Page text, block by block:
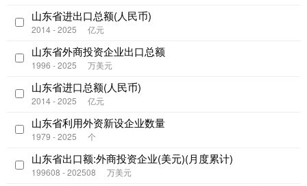
山东省进出口总额(人民币)
2014 - 2025 亿元
山东省外商投资企业出口总额
1996 - 2025 万美元
山东省进口总额(人民币)
2014 - 2025 亿元
山东省利用外资新设企业数量
1979 - 2025 个
山东省出口额:外商投资企业(美元)(月度累计)
199608 - 202508 万美元